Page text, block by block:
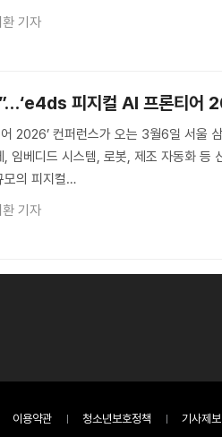
환 기자
피지컬 AI 프론티어
2026’ 컨퍼런스가 오는 3월6일 서울
임베디드 시스템, 로봇, 제조 자동화 등
모의 피지컬…
환 기자
이용약관 청소년보호정책 기사제보